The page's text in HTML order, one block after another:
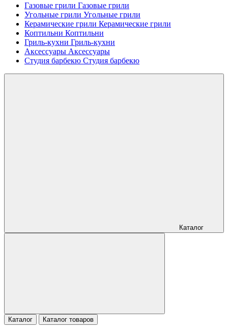
Газовые грили Газовые грили
Угольные грили Угольные грили
Керамические грили Керамические грили
Коптильни Коптильни
Гриль-кухни Гриль-кухни
Аксессуары Аксессуары
Студия барбекю Студия барбекю
Каталог
Каталог Каталог товаров